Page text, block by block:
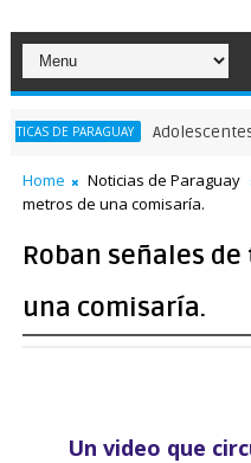
DE PARAGUAY Adolescentes se
Home Noticias de Paraguay
metros de una comisaría.
Roban señales
una comisaría.
Un video que